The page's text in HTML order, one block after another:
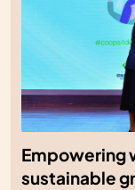
Empowering
sustainable